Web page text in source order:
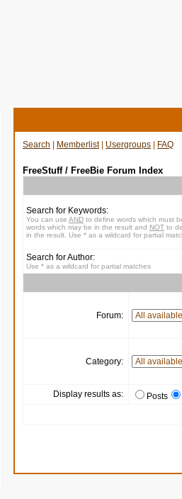
Search Memberlist| Usergroups FAQ
FreeStuff / FreeBie Forum Index
Search for Keywords:
You can use AND to define words which must
words which may be in the result and NOT to
in the result. Use * as a wildcard for partial
Search for Author:
Use * as a wildcard for partial matches
Forum:
Category:
Display results as: Posts